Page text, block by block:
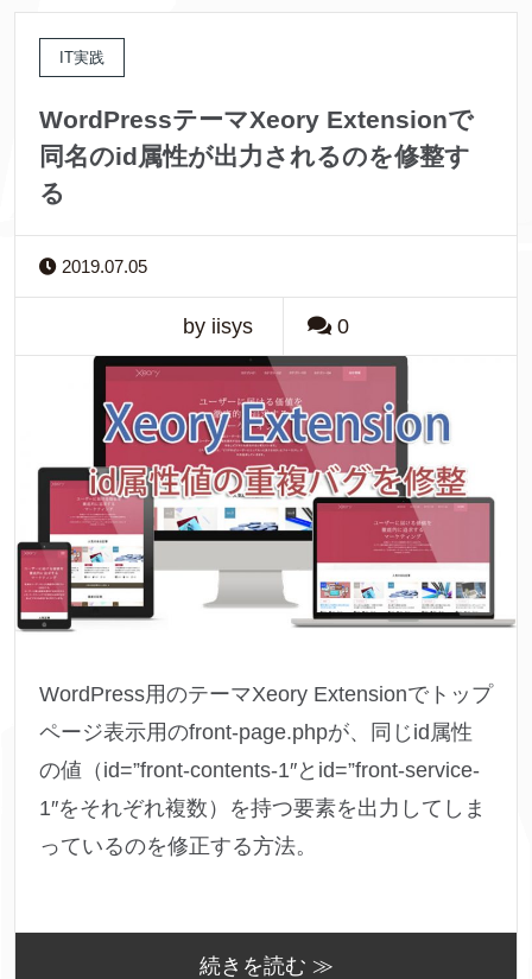
IT実践
WordPressテーマXeory Extensionで
同名のid属性が出力されるのを修整す
る
2019.07.05
by iisys 0
WordPress用のテーマXeory Extensionでトップ
ページ表示用のfront-page.phpが、同じid属性
の値（id=”front-contents-1″とid=”front-service-
1″をそれぞれ複数）を持つ要素を出力してしま
っているのを修正する方法。
続きを読む ≫